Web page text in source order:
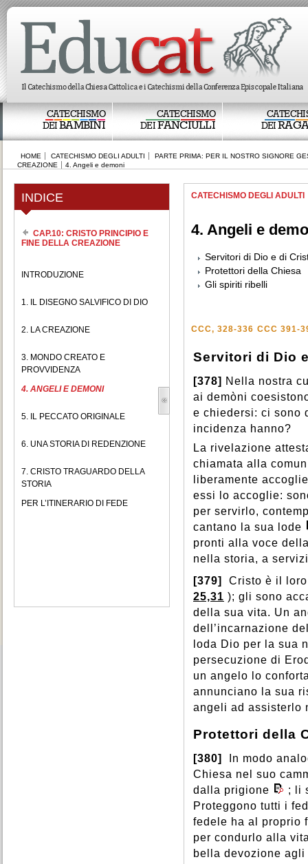
CATECHISMO
DEIBAMBINI
CATECHISMO
DEIFANCIULLI
DEI
HOME CATECHISMO DEGLI ADULTI
PARTE PRIMA: PER IL NOSTRO SIGNORE
CREAZIONE
4. Angeli e demoni
INDICE
CAP.10: CRISTO PRINCIPIO E
FINE DELLA CREAZIONE
INTRODUZIONE
1. IL DISEGNO SALVIFICO DI DIO
2. LA CREAZIONE
3. MONDO CREATO E
PROVVIDENZA
4. ANGELI E DEMONI
5. IL PECCATO ORIGINALE
6. UNA STORIA DI REDENZIONE
7. CRISTO TRAGUARDO DELLA
STORIA
PER L’ITINERARIO DI FEDE
CATECHISMO DEGLI ADULTI
4. Angeli e
Servitori di Dio e di
Protettori della Chiesa
Gli spiriti ribelli
CCC, 328-336 CCC 391-
Servitori di Dio
[378] Nella nostra
ai demòni
e chiedersi: ci sono
incidenza hanno?
La rivelazione
chiamata alla
liberamente
essi lo accoglie:
per servirlo,
cantano la sua lode
pronti alla voce
nella storia, a
[379]
Cristo è il
25,31 ); gli sono
della sua vita. Un
dell’incarnazione
loda Dio per la sua
persecuzione di
un angelo lo
annunciano la sua
angeli ad assisterlo
Protettori della
[380]
In modo
Chiesa nel suo
dalla prigione
; li
Proteggono tutti i
fedele ha al proprio
per condurlo alla
bella devozione